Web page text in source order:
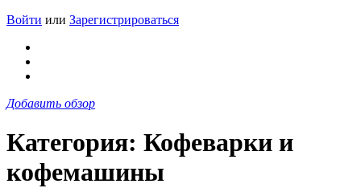
Войти или Зарегистрироваться
Добавить обзор
Категория: Кофеварки и
кофемашины